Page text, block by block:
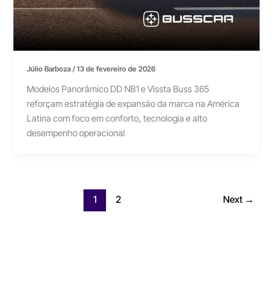
Júlio Barboza/13 de fevereiro de 2026
Modelos Panorâmico DD NB1 e Vissta Buss 365
reforçam estratégia de expansão da marca na América
Latina com foco em conforto, tecnologia e alto
desempenho operacional
1 2 Next →